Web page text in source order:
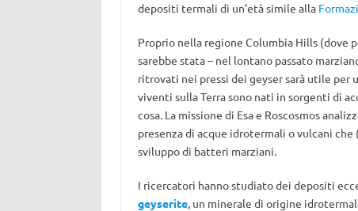
depositi termali di un’età simile alla
Proprio nella regione Columbia Hills (dove
sarebbe stata – nel lontano passato
ritrovati nei pressi dei geyser sarà utile
viventi sulla Terra sono nati in sorgenti di
cosa. La missione di Esa e Roscosmos
presenza di acque idrotermali o vulcani
sviluppo di batteri marziani.
I ricercatori hanno studiato dei depositi
geyserite, un minerale di origine